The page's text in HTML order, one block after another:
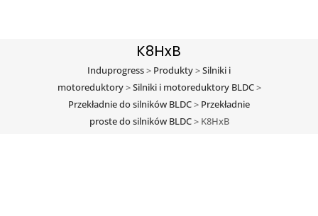
K8HxB
Induprogress> Produkty>Silniki i
motoreduktory>Silniki i motoreduktory BLDC>
Przekładnie do silników BLDC> Przekładnie
proste do silników BLDC> K8HxB